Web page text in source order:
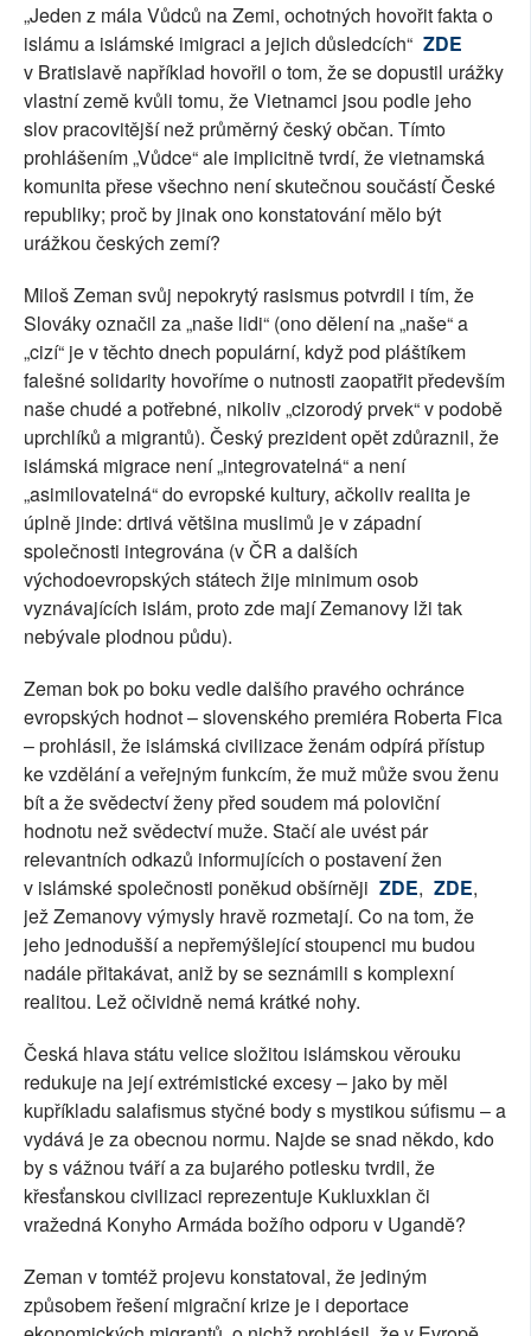
„Jeden z mála Vůdců na Zemi, ochotných hovořit fakta o
islámu a islámské imigraci a jejich důsledcích“ ZDE
v Bratislavě například hovořil o tom, že se dopustil urážky
vlastní země kvůli tomu, že Vietnamci jsou podle jeho
slov pracovitější než průměrný český občan. Tímto
prohlášením „Vůdce“ ale implicitně tvrdí, že vietnamská
komunita přese všechno není skutečnou součástí České
republiky; proč by jinak ono konstatování mělo být
urážkou českých zemí?
Miloš Zeman svůj nepokrytý rasismus potvrdil i tím, že
Slováky označil za „naše lidi“ (ono dělení na „naše“ a
„cizí“ je v těchto dnech populární, když pod pláštíkem
falešné solidarity hovoříme o nutnosti zaopatřit především
naše chudé a potřebné, nikoliv „cizorodý prvek“ v podobě
uprchlíků a migrantů). Český prezident opět zdůraznil, že
islámská migrace není „integrovatelná“ a není
„asimilovatelná“ do evropské kultury, ačkoliv realita je
úplně jinde: drtivá většina muslimů je v západní
společnosti integrována (v ČR a dalších
východoevropských státech žije minimum osob
vyznávajících islám, proto zde mají Zemanovy lži tak
nebývale plodnou půdu).
Zeman bok po boku vedle dalšího pravého ochránce
evropských hodnot – slovenského premiéra Roberta Fica
– prohlásil, že islámská civilizace ženám odpírá přístup
ke vzdělání a veřejným funkcím, že muž může svou ženu
bít a že svědectví ženy před soudem má poloviční
hodnotu než svědectví muže. Stačí ale uvést pár
relevantních odkazů informujících o postavení žen
v islámské společnosti poněkud obšírněji ZDE, ZDE,
jež Zemanovy výmysly hravě rozmetají. Co na tom, že
jeho jednodušší a nepřemýšlející stoupenci mu budou
nadále přitakávat, aniž by se seznámili s komplexní
realitou. Lež očividně nemá krátké nohy.
Česká hlava státu velice složitou islámskou věrouku
redukuje na její extrémistické excesy – jako by měl
kupříkladu salafismus styčné body s mystikou súfismu – a
vydává je za obecnou normu. Najde se snad někdo, kdo
by s vážnou tváří a za bujarého potlesku tvrdil, že
křesťanskou civilizaci reprezentuje Kukluxklan či
vražedná Konyho Armáda božího odporu v Ugandě?
Zeman v tomtéž projevu konstatoval, že jediným
způsobem řešení migrační krize je i deportace